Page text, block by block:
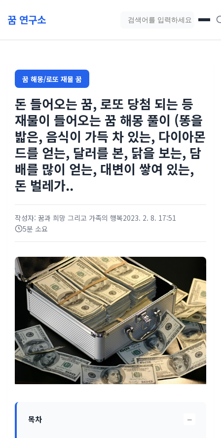
꿈 연구소 블로그 검색
꿈 해몽/로또 재물 꿈
돈 들어오는 꿈, 로또 당첨 되는 등
재물이 들어오는 꿈 해몽 풀이 (똥을
밟은, 음식이 가득 차 있는, 다이아몬
드를 얻는, 달러를 본, 닭을 보는, 담
배를 많이 얻는, 대변이 쌓여 있는,
돈 벌레가..
작성자: 꿈과 희망 그리고 가족의 행복2023. 2. 8. 17:51
5분 소요
목차 −